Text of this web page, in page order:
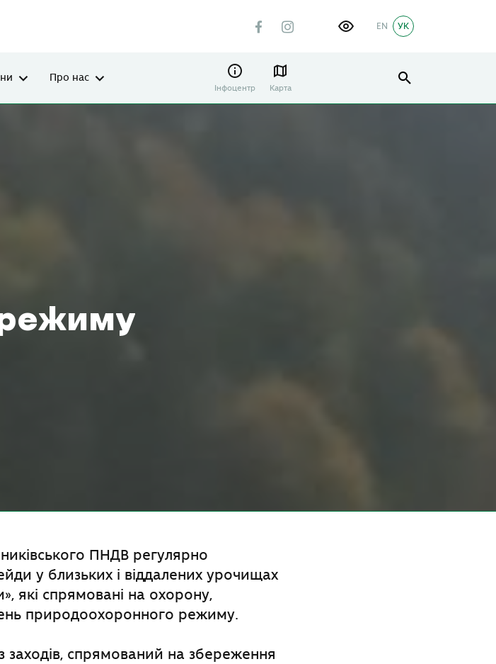
УК
EN
Про нас
Інфоцентр Карта
ПНДВ регулярно
у близьких і віддалених урочищах
які спрямовані на охорону,
природоохоронного режиму.
спрямований на збереження